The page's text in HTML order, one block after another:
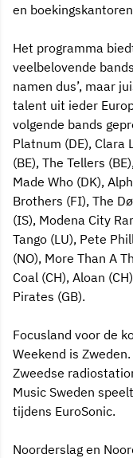
en
Het programma
veelbelovende
namen dus’, maar
talent uit ieder
volgende bands
Platnum (DE), Clara
(BE), The Tellers
Made Who (DK),
Brothers (FI), The
(IS), Modena City
Tango (LU), Pete
(NO), More Than A
Coal (CH), Aloan
Pirates (GB).
Focusland voor de
Weekend is
Zweedse
Music Sweden
tijdens EuroSonic.
Noorderslag en